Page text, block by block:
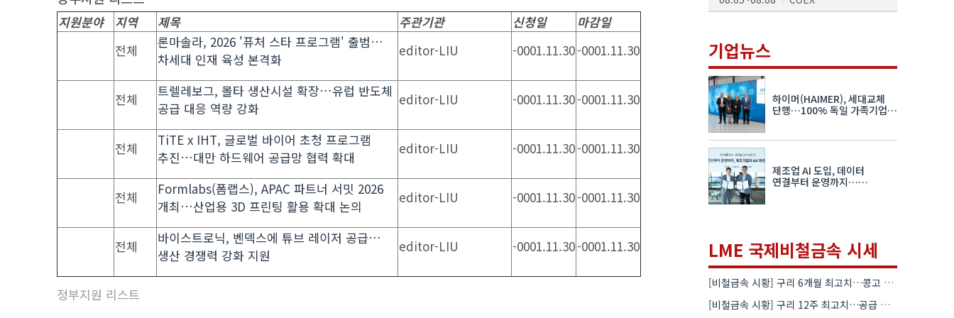
정부지원 리스트
지원분야 지역 제목 주관기관 신청일
마감일
전체
론마솔라, 2026 '퓨처 스타 프로그램' 출범…
차세대 인재 육성 본격화
editor-LIU -0001.11.30-0001.11.30
전체
트렐레보그, 몰타 생산시설 확장…유럽 반도체
공급 대응 역량 강화
editor-LIU -0001.11.30-0001.11.30
전체
TiTE x IHT, 글로벌 바이어 초청 프로그램
추진…대만 하드웨어 공급망 협력 확대
editor-LIU -0001.11.30-0001.11.30
전체
Formlabs(폼랩스), APAC 파트너 서밋 2026
개최…산업용 3D 프린팅 활용 확대 논의
editor-LIU -0001.11.30-0001.11.30
전체
바이스트로닉, 벤덱스에 튜브 레이저 공급…
생산 경쟁력 강화 지원
editor-LIU -0001.11.30-0001.11.30
08.19~08.21
K-PRINT
08.19~08.22
자율주행모빌리티산업전
08.25~08.27
차세대 반도체 패키징 산업전
08.26~08.28 수원컨벤션센터
기업뉴스
하이머(HAIMER), 세대교체
단행…100% 독일 가족기업
제조업 AI 도입, 데이터
연결부터 운영까지…
LME 국제비철금속 시세
[비철금속 시황] 구리 6개월 최고치…콩고 수출 규제에 공급 우려 확대
[비철금속 시황] 구리 12주 최고치…공급 부족 우려에 강세